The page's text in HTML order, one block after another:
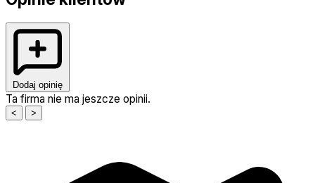
Dodaj opinię
Ta firma nie ma jeszcze opinii.
< >